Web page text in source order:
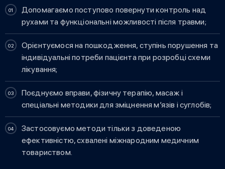
Допомагаємо поступово повернути контроль над
рухами та функціональні можливості після травми;
Орієнтуємося на пошкодження, ступінь порушення та
індивідуальні потреби пацієнта при розробці схеми
лікування;
Поєднуємо вправи, фізичну терапію, масаж і
спеціальні методики для зміцнення м’язів і суглобів;
Застосовуємо методи тільки з доведеною
ефективністю, схвалені міжнародним медичним
товариством.